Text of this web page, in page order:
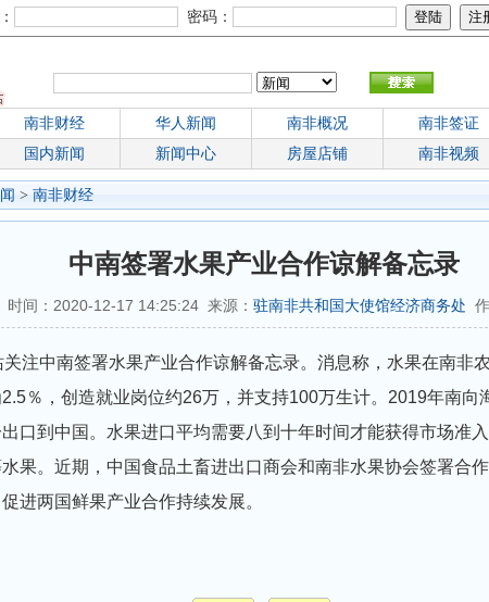
密码：
南非财经 华人新闻 南非概况 南非签证
国内新闻 新闻中心 房屋店铺 南非视频
> 南非财经
中南签署水果产业合作谅解备忘录
时间：2020-12-17 14:25:24 来源： 驻南非共和国大使馆经济商务处
注中南签署水果产业合作谅解备忘录。消息称，水果在南非
％，创造就业岗位约26万，并支持100万生计。2019年南向
口到中国。水果进口平均需要八到十年时间才能获得市场准
果。近期，中国食品土畜进出口商会和南非水果协会签署合
进两国鲜果产业合作持续发展。